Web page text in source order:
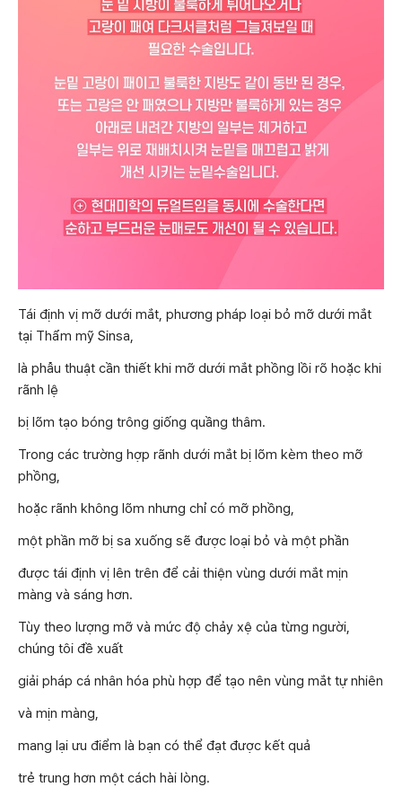
Tái định vị mỡ dưới mắt, phương pháp loại bỏ mỡ dưới mắt
tại Thẩm mỹ Sinsa,
là phẫu thuật cần thiết khi mỡ dưới mắt phồng lồi rõ hoặc khi
rãnh lệ
bị lõm tạo bóng trông giống quầng thâm.
Trong các trường hợp rãnh dưới mắt bị lõm kèm theo mỡ
phồng,
hoặc rãnh không lõm nhưng chỉ có mỡ phồng,
một phần mỡ bị sa xuống sẽ được loại bỏ và một phần
được tái định vị lên trên để cải thiện vùng dưới mắt mịn
màng và sáng hơn.
Tùy theo lượng mỡ và mức độ chảy xệ của từng người,
chúng tôi đề xuất
giải pháp cá nhân hóa phù hợp để tạo nên vùng mắt tự nhiên
và mịn màng,
mang lại ưu điểm là bạn có thể đạt được kết quả
trẻ trung hơn một cách hài lòng.